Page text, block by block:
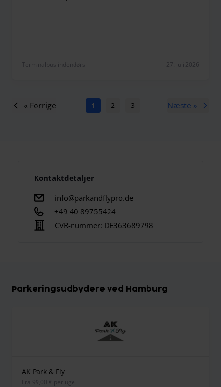
Terminalbus indendørs 27. juli 2026
« Forrige 1 2 3 5 6
Næste »
Kontaktdetaljer
info@parkandflypro.de
+49 40 89755424
CVR-nummer: DE363689798
Parkeringsudbydere ved Hamburg
AK Park & Fly
fra 99,00 € per uge